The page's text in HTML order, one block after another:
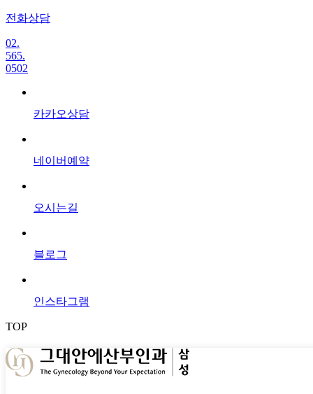
전화상담
02.
565.
0502
카카오상담
네이버예약
오시는길
블로그
인스타그램
TOP